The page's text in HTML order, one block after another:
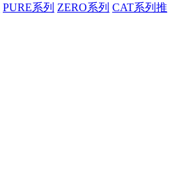
PURE系列 ZERO系列 CAT系列推